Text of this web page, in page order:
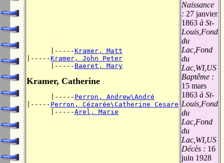
      |-----
Kramer, Matt
|-----Kramer, John Peter
      |-----
Baeret, Mary
Kramer, Catherine
      |-----
Perron, Andrew\André
|----- Perron, Cézarée\Catherine Cesare
      |-----
Arel, Marie
Naissance
: 27 janvier
1863 à St-
Louis,Fond
du
Lac,Fond
du
Lac,WI,US
Baptême :
15 mars
1863 à St-
Louis,Fond
du
Lac,Fond
du
Lac,WI,US
Décès : 16
juin 1928